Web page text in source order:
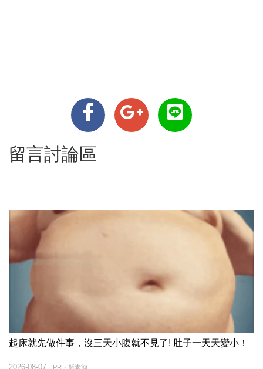
留言討論區
起床就先做件事，沒三天小腹就不見了! 肚子一天天變小！
PR・新素簡
2026-08-07